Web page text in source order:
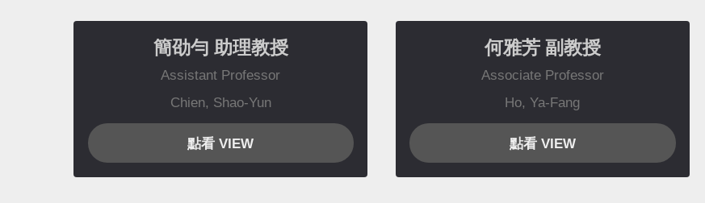
簡劭勻 助理教授
Assistant Professor
Chien, Shao-Yun
點看 VIEW
何雅芳 副教授
Associate Professor
Ho, Ya-Fang
點看 VIEW